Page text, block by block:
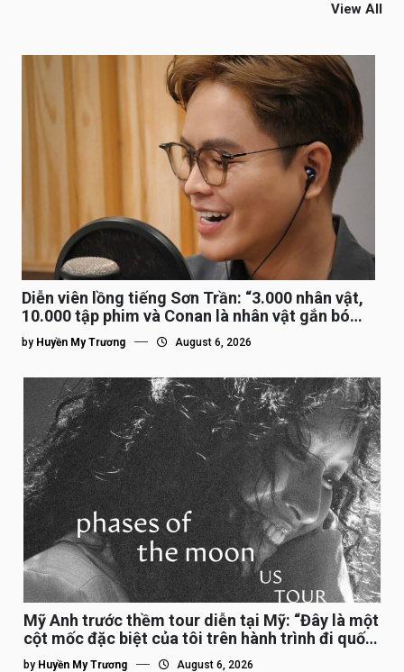
View All
Diễn viên lồng tiếng Sơn Trần: “3.000 nhân vật,
10.000 tập phim và Conan là nhân vật gắn bó
lâu nhất”
by Huyền My Trương August 6, 2026
Mỹ Anh trước thềm tour diễn tại Mỹ: “Đây là một
cột mốc đặc biệt của tôi trên hành trình đi quốc
tế”
by Huyền My Trương August 6, 2026